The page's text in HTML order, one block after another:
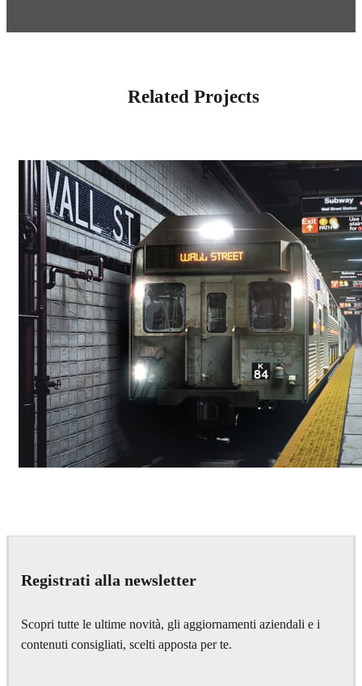
Related Projects
Registrati alla newsletter
Scopri tutte le ultime novità, gli aggiornamenti aziendali e i
contenuti consigliati, scelti apposta per te.